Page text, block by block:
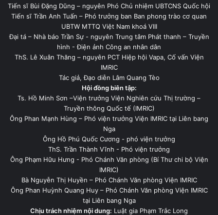
Tiến sĩ Bùi Đặng Dũng – nguyên Phó Chủ nhiệm UBTCNS Quốc hội
Tiến sĩ Trần Anh Tuấn – Phó trưởng ban Ban phong trào cơ quan
UBTW MTTQ Việt Nam khoá VIII
Đại tá – Nhà báo Trần Sự - nguyên Trung tâm Phát thanh – Truyền
hình - Điện ảnh Công an nhân dân
ThS. Lê Xuân Thăng – nguyên PCT Hiệp hội Vapa, Cố vấn Viện
IMRIC
Tác giả, Đạo diễn Lâm Quang Tèo
Hội đồng biên tập:
Ts. Hồ Minh Sơn –Viện trưởng Viện Nghiên cứu Thị trường –
Truyền thông Quốc tế (IMRIC)
Ông Phan Mạnh Hùng – Phó viện trưởng Viện IMRIC tại Liên bang
Nga
Ông Hồ Phú Quốc Cương - phó viện trưởng
ThS. Trần Thành Vĩnh - Phó viện trưởng
Ông Phạm Hữu Hưng - Phó Chánh Văn phòng (Bí Thư chi bộ Viện
IMRIC)
Bà Nguyễn Thị Huyền – Phó Chánh Văn phòng Viện IMRIC
Ông Phan Huỳnh Quang Huy – Phó Chánh Văn phòng Viện IMRIC
tại Liên bang Nga
Chịu trách nhiệm nội dung: Luật gia Phạm Trắc Long